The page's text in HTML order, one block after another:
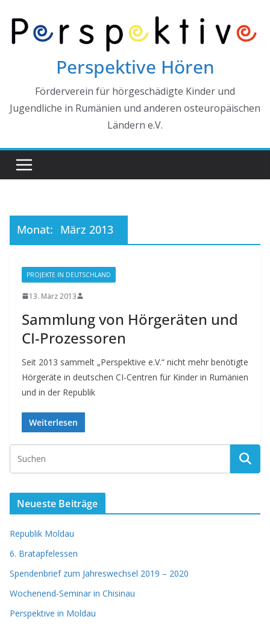
Inhalt
springen
Perspektive Hören
Förderverein für hörgeschädigte Kinder und
Jugendliche in Rumänien und anderen osteuropäischen
Ländern e.V.
Monat: März 2013
PROJEKTE IN DEUTSCHLAND
13. März 2013
Sammlung von Hörgeräten und
CI-Prozessoren
Seit 2013 sammelt „Perspektive e.V.“ nicht mehr benötigte
Hörgeräte in deutschen CI-Centren für Kinder in Rumänien
und in der Republik
Weiterlesen
Neueste Beiträge
Republik Moldau
6. Bratapfelessen
Spendenbrief zum Jahreswechsel 2019 – 2020
Wochenend-Seminar in Chisinau
Perspektive in Moldau